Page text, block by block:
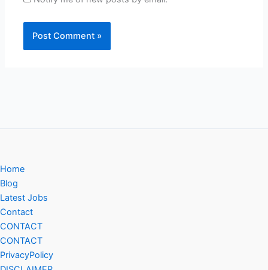
Home
Blog
Latest Jobs
Contact
CONTACT
CONTACT
PrivacyPolicy